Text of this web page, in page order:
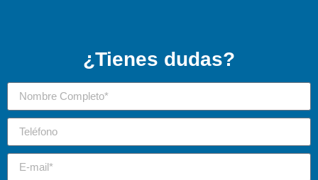
¿Tienes dudas?